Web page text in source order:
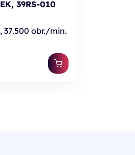
39RS-010
37.500 obr./min.